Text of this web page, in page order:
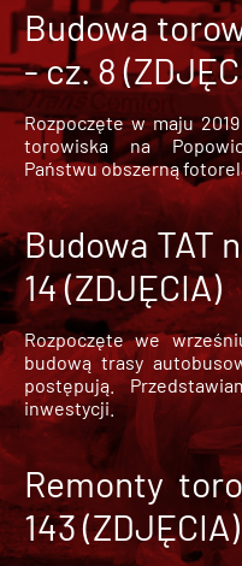
Budowa
- cz. 8
Rozpoczęte w maju
torowiska na
Państwu obszerną
Budowa TAT
14 (ZDJĘCIA)
Rozpoczęte we
budową trasy
postępują.
inwestycji.
Remonty
143 (ZDJĘCIA)